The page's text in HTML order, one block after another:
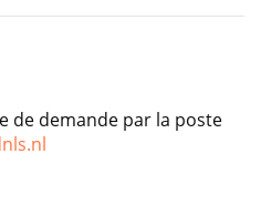
de demande par la poste